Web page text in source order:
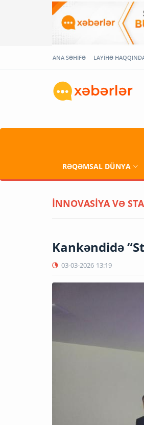
ANA SƏHİFƏ LAYİHƏ
RƏQƏMSAL DÜNYA
İNNOVASİYA VƏ
Kankəndidə
03-03-2026 13:19